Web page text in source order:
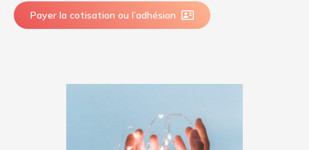
Payer la cotisation ou l’adhésion